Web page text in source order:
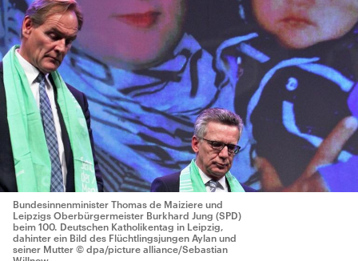
Bundesinnenminister Thomas de Maiziere und
Leipzigs Oberbürgermeister Burkhard Jung (SPD)
beim 100. Deutschen Katholikentag in Leipzig,
dahinter ein Bild des Flüchtlingsjungen Aylan und
seiner Mutter © dpa/picture alliance/Sebastian